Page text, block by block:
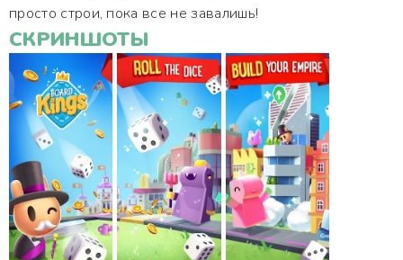
просто строи, пока все не завалишь!
СКРИНШОТЫ